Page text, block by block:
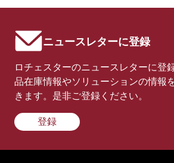
ニュースレターに登録
ロチェスターのニュースレターに登
品在庫情報やソリューションの情報
きます。是非ご登録ください。
登録